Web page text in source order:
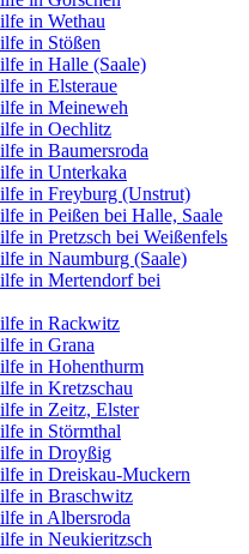
in Wethau
in Stößen
in Halle (Saale)
in Elsteraue
in Meineweh
in Oechlitz
in Baumersroda
in Unterkaka
in Freyburg (Unstrut)
in Peißen bei Halle, Saale
in Pretzsch bei Weißenfels
in Naumburg (Saale)
in Mertendorf bei
in Rackwitz
in Grana
in Hohenthurm
in Kretzschau
in Zeitz, Elster
in Störmthal
in Droyßig
in Dreiskau-Muckern
in Braschwitz
in Albersroda
in Neukieritzsch